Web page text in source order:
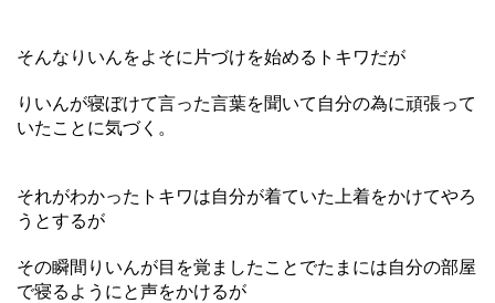
そんなりいんをよそに片づけを始めるトキワだが
りいんが寝ぼけて言った言葉を聞いて自分の為に頑張って
いたことに気づく。
それがわかったトキワは自分が着ていた上着をかけてやろ
うとするが
その瞬間りいんが目を覚ましたことでたまには自分の部屋
で寝るようにと声をかけるが